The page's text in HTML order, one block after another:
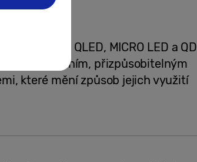
řady Neo QLED, MICRO LED a QD
připojením, přizpůsobitelným
které mění způsob jejich využití